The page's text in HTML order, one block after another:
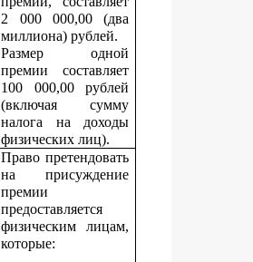
2 000 000,00 (два
миллиона) рублей.
Размер одной
премии составляет
100 000,00 рублей
(включая сумму
налога на доходы
физических лиц).
Право претендовать
на присуждение
премии
предоставляется
физическим лицам,
которые: